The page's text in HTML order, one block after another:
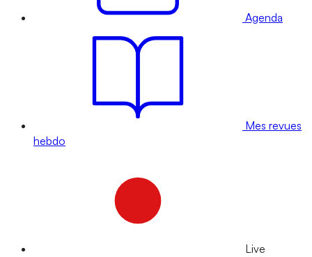
Agenda
Mes revues
hebdo
Live